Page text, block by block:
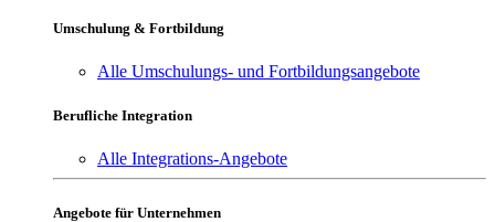
Umschulung & Fortbildung
Alle Umschulungs- und Fortbildungsangebote
Berufliche Integration
Alle Integrations-Angebote
Angebote für Unternehmen